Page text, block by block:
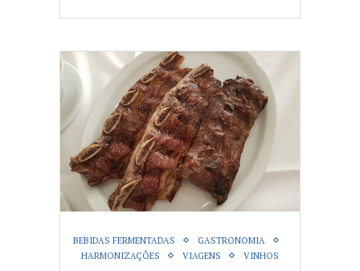
BEBIDAS FERMENTADAS
GASTRONOMIA
HARMONIZAÇÕES
VIAGENS VINHOS